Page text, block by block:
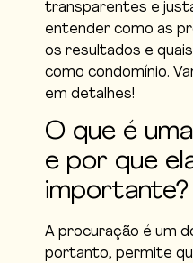
transparentes e
entender como as
os resultados e
como condomínio.
em detalhes!
O que é
e por que
importante?
A procuração é um
portanto, permite